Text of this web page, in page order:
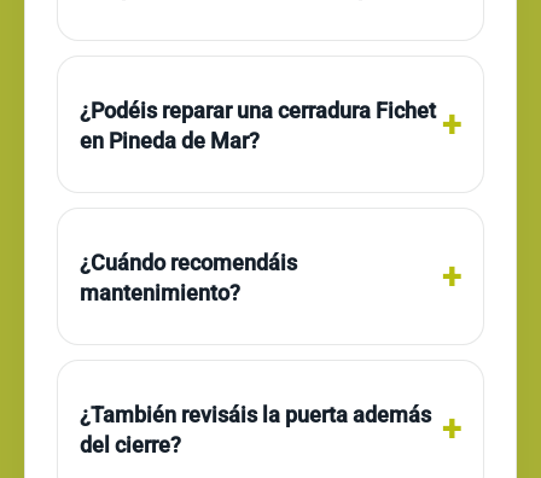
¿Podéis reparar una cerradura Fichet
en Pineda de Mar?
¿Cuándo recomendáis
mantenimiento?
¿También revisáis la puerta además
del cierre?